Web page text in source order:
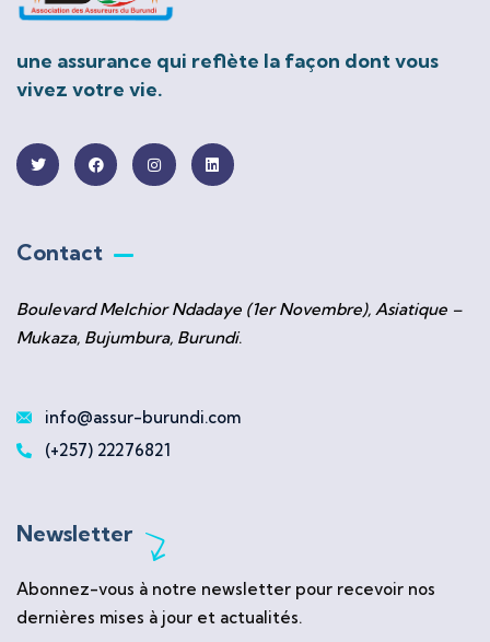
une assurance qui reflète la façon dont vous
vivez votre vie.
Contact
Boulevard Melchior Ndadaye (1er Novembre), Asiatique –
Mukaza, Bujumbura, Burundi.
info@assur-burundi.com
(+257) 22276821
Newsletter
Abonnez-vous à notre newsletter pour recevoir nos
dernières mises à jour et actualités.